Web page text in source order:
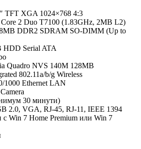
XGA 1024×768 4:3
2 Duo T7100 (1.83GHz, 2MB L2)
SDRAM SO-DIMM (Up to
Serial ATA
NVS 140M 128MB
b/g Wireless
Ethernet LAN
30 минути)
RJ-45, RJ-11, IEEE 1394
Win 7 Home Premium или Win 7